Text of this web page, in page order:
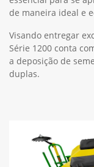
de maneira ideal e
Visando entregar
Série 1200 conta
a deposição de
duplas.